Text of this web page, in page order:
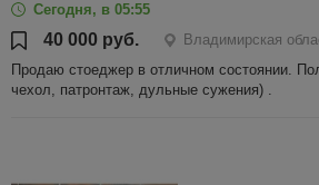
Сегодня, в 05:55
40 000 руб.
Владимирская
Продаю стоеджер в отличном состоянии.
чехол, патронтаж, дульные сужения) .